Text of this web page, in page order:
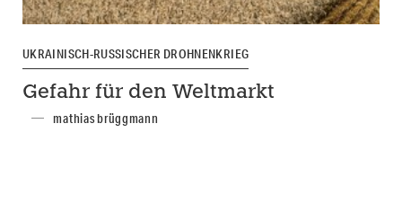
UKRAINISCH-RUSSISCHER DROHNENKRIEG
Gefahr für den Weltmarkt
mathias brüggmann